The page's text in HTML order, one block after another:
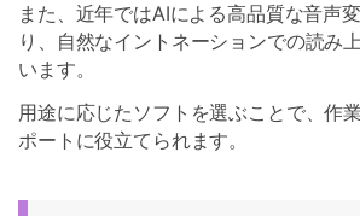
また、近年ではAIによる高品質な音声
り、自然なイントネーションでの読み
います。
用途に応じたソフトを選ぶことで、作
ポートに役立てられます。